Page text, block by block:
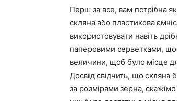
Перш за все, вам потрібна
скляна або пластикова
використовувати навіть
паперовими серветками,
величини, щоб було місце
Досвід свідчить, що скляна
за розмірами зерна,